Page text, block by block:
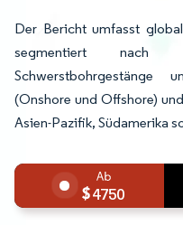
Der Bericht umfasst
segmentiert nach
Schwerstbohrgestänge
(Onshore und Offshore)
Asien-Pazifik, Südamerika
4750